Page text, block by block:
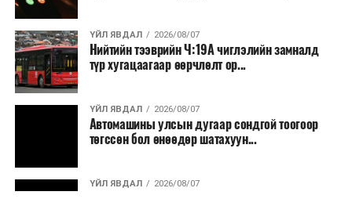
ҮЙЛ ЯВДАЛ 2026/08/07
Нийтийн тээврийн Ч:19А чиглэлийн замналд
түр хугацаагаар өөрчлөлт ор...
ҮЙЛ ЯВДАЛ 2026/08/07
Автомашины улсын дугаар сондгой тоогоор
төгссөн бол өнөөдөр шатахуун...
ҮЙЛ ЯВДАЛ 2026/08/07